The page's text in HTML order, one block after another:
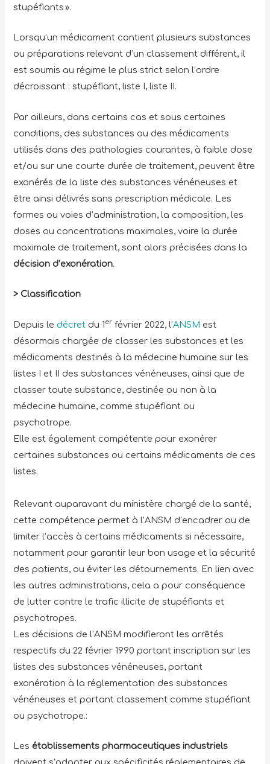
stupéfiants ».
Lorsqu’un médicament contient plusieurs substances
ou préparations relevant d’un classement différent, il
est soumis au régime le plus strict selon l’ordre
décroissant : stupéfiant, liste I, liste II.
Par ailleurs, dans certains cas et sous certaines
conditions, des substances ou des médicaments
utilisés dans des pathologies courantes, à faible dose
et/ou sur une courte durée de traitement, peuvent être
exonérés de la liste des substances vénéneuses et
être ainsi délivrés sans prescription médicale. Les
formes ou voies d’administration, la composition, les
doses ou concentrations maximales, voire la durée
maximale de traitement, sont alors précisées dans la
décision d’exonération.
> Classification
Depuis le décret du 1er février 2022, l’ANSM est
désormais chargée de classer les substances et les
médicaments destinés à la médecine humaine sur les
listes I et II des substances vénéneuses, ainsi que de
classer toute substance, destinée ou non à la
médecine humaine, comme stupéfiant ou
psychotrope.
Elle est également compétente pour exonérer
certaines substances ou certains médicaments de ces
listes.
Relevant auparavant du ministère chargé de la santé,
cette compétence permet à l’ANSM d’encadrer ou de
limiter l’accès à certains médicaments si nécessaire,
notamment pour garantir leur bon usage et la sécurité
des patients, ou éviter les détournements. En lien avec
les autres administrations, cela a pour conséquence
de lutter contre le trafic illicite de stupéfiants et
psychotropes.
Les décisions de l’ANSM modifieront les arrêtés
respectifs du 22 février 1990 portant inscription sur les
listes des substances vénéneuses, portant
exonération à la réglementation des substances
vénéneuses et portant classement comme stupéfiant
ou psychotrope.:
Les établissements pharmaceutiques industriels